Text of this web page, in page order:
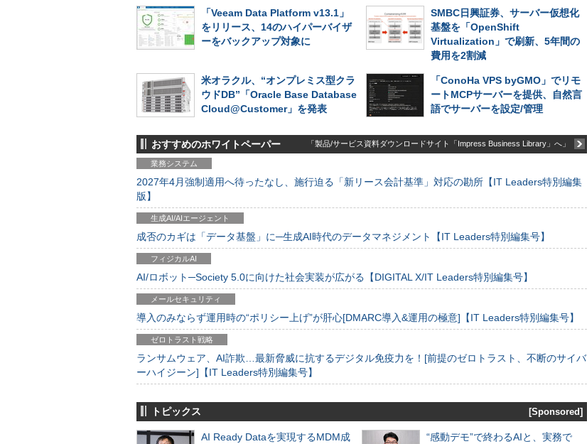
「Veeam Data Platform v13.1」
をリリース、14のハイパーバイザ
ーをバックアップ対象に
SMBC日興証券、サーバー仮想化
基盤を「OpenShift
Virtualization」で刷新、5年間の
費用を2割減
米オラクル、“オンプレミス型クラ
ウドDB”「Oracle Base Database
Cloud@Customer」を発表
「ConoHa VPS byGMO」でリモ
ートMCPサーバーを提供、自然言
語でサーバーを設定/管理
おすすめのホワイトペーパー 「製品/サービス資料ダウンロードサイト「Impress Business Library」へ」
業務システム
2027年4月強制適用へ待ったなし、施行迫る「新リース会計基準」対応の勘所【IT Leaders特別編集
版】
生成AI/AIエージェント
成否のカギは「データ基盤」に─生成AI時代のデータマネジメント【IT Leaders特別編集号】
フィジカルAI
AI/ロボット─Society 5.0に向けた社会実装が広がる【DIGITAL X/IT Leaders特別編集号】
メールセキュリティ
導入のみならず運用時の“ポリシー上げ”が肝心[DMARC導入&運用の極意]【IT Leaders特別編集号】
ゼロトラスト戦略
ランサムウェア、AI詐欺…最新脅威に抗するデジタル免疫力を！[前提のゼロトラスト、不断のサイバ
ーハイジーン]【IT Leaders特別編集号】
トピックス [Sponsored]
AI Ready Dataを実現するMDM成
“感動デモ”で終わるAIと、実務で